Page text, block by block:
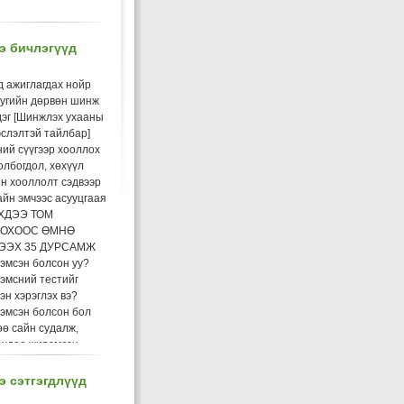
бичлэгүүд
ажиглагдах нойр
дөрвөн шинж
[Шинжлэх ухааны
тайлбар]
сүүгээр хооллох
хөхүүл
хооллолт сэдвээр
эмчээс асууцгаая
ТОМ
ӨМНӨ
35 ДУРСАМЖ
болсон уу?
тестийг
хэрэглэх вэ?
болсон бол
сайн судалж,
жирэмсэн
бэлдэх хэрэгтэй
сэтгэгдлүүд